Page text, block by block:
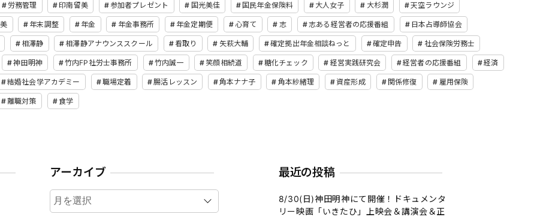
労務管理 印南留美 参加者プレゼント 国光美佳 国民年金保険料 大人女子 大杉潤 天空ラウンジ
年末調整 年金 年金事務所 年金定期便 心育て 志 志ある経営者の応援番組 日本占導師協会
相澤静 相澤静アナウンススクール 看取り 矢萩大輔 確定拠出年金相談ねっと 確定申告 社会保険労務士
神田明神 竹内FP社労士事務所 竹内誠一 笑顔相続道 糖化チェック 経営実践研究会 経営者の応援番組 経済
結婚社会学アカデミー 職場定着 腸活レッスン 角本ナナ子 角本紗緒理 資産形成 関係修復 雇用保険
離職対策 食学
アーカイブ
ア
ー
最近の投稿
8/30(日)神田明神にて開催！ドキュメンタ
リー映画「いきたひ」上映会＆講演会＆正